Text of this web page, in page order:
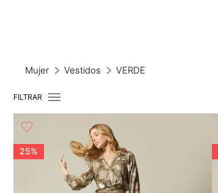
Mujer Vestidos VERDE
FILTRAR
25%
8.
9.
botas
10. blusa